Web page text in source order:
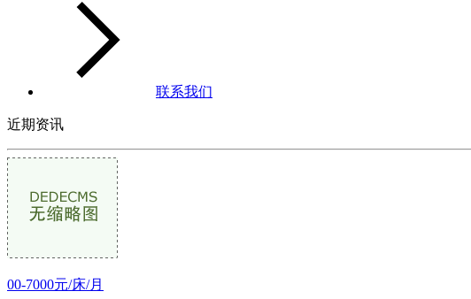
联系我们
近期资讯
00-7000元/床/月